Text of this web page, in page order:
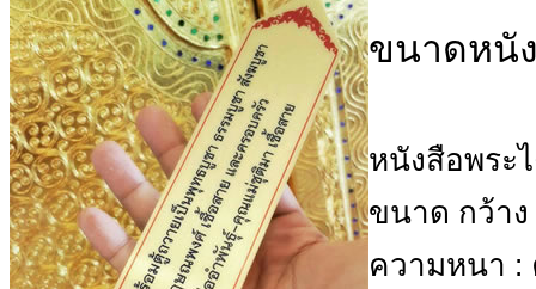
ขนาดหนั
หนังสือพระ
ขนาด กว้าง
ความหนา :